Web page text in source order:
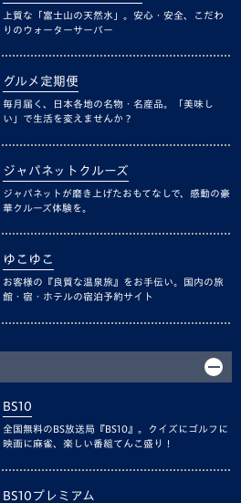
上質な「富士山の天然水」。安心・安全、こだわ
りのウォーターサーバー
グルメ定期便
毎月届く、日本各地の名物・名産品。「美味し
い」で生活を変えませんか？
ジャパネットクルーズ
ジャパネットが磨き上げたおもてなしで、感動の豪
華クルーズ体験を。
ゆこゆこ
お客様の『良質な温泉旅』をお手伝い。国内の旅
館・宿・ホテルの宿泊予約サイト
BS10
全国無料のBS放送局『BS10』。クイズにゴルフに
映画に麻雀、楽しい番組てんこ盛り！
BS10プレミアム